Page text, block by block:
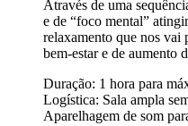
Através de uma
e de “foco mental”
relaxamento que nos vai
bem-estar e de aumento
Duração: 1 hora para
Logística: Sala ampla
Aparelhagem de som